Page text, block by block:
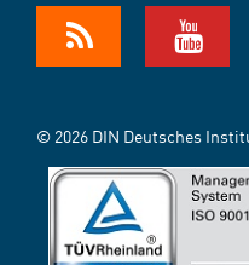
© 2026 DIN Deutsches